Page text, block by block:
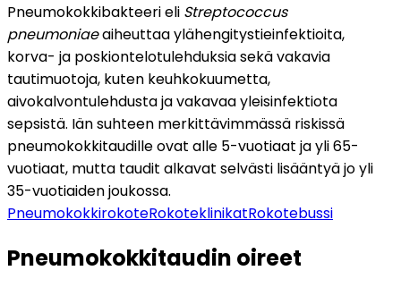
Pneumokokkibakteeri eli Streptococcus
pneumoniae aiheuttaa ylähengitystieinfektioita,
korva- ja poskiontelotulehduksia sekä vakavia
tautimuotoja, kuten keuhkokuumetta,
aivokalvontulehdusta ja vakavaa yleisinfektiota
sepsistä. Iän suhteen merkittävimmässä riskissä
pneumokokkitaudille ovat alle 5-vuotiaat ja yli 65-
vuotiaat, mutta taudit alkavat selvästi lisääntyä jo yli
35-vuotiaiden joukossa.
PneumokokkirokoteRokoteklinikatRokotebussi
Pneumokokkitaudin oireet